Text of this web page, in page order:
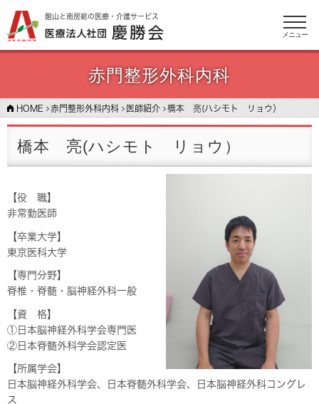
館山と南房総の医療・介護サービス
メニュー
赤門整形外科内科
HOME 赤門整形外科内科 医師紹介 橋本 亮(ハシモト リョウ）
橋本 亮(ハシモト リョウ）
【役 職】
非常勤医師
【卒業大学】
東京医科大学
【専門分野】
脊椎・脊髄・脳神経外科一般
【資 格】
①日本脳神経外科学会専門医
②日本脊髄外科学会認定医
【所属学会】
日本脳神経外科学会、日本脊髄外科学会、日本脳神経外科コングレ
ス